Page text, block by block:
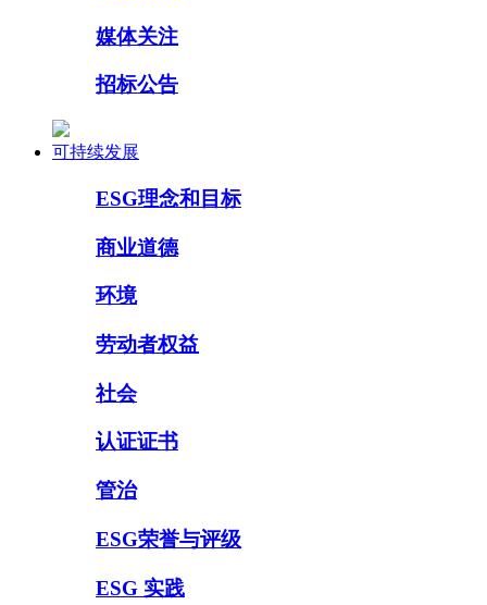
媒体关注
招标公告
可持续发展
ESG理念和目标
商业道德
环境
劳动者权益
社会
认证证书
管治
ESG荣誉与评级
ESG 实践